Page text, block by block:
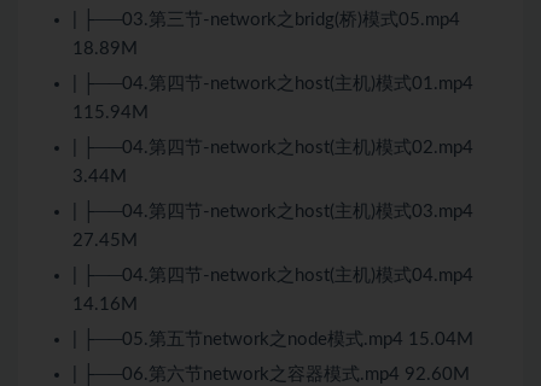
| ├──03.第三节-network之bridg(桥)模式05.mp4
18.89M
| ├──04.第四节-network之host(主机)模式01.mp4
115.94M
| ├──04.第四节-network之host(主机)模式02.mp4
3.44M
| ├──04.第四节-network之host(主机)模式03.mp4
27.45M
| ├──04.第四节-network之host(主机)模式04.mp4
14.16M
| ├──05.第五节network之node模式.mp4 15.04M
| ├──06.第六节network之容器模式.mp4 92.60M